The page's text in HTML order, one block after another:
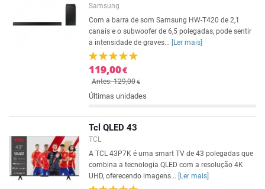
Samsung
Com a barra de som Samsung HW-T420 de 2,1
canais e o subwoofer de 6,5 polegadas, pode sentir
a intensidade de graves...
[Ler mais]
119,00€
Antes: 129,00€
Últimas unidades
Tcl QLED 43
TCL
A TCL 43P7K é uma smart TV de 43 polegadas que
combina a tecnologia QLED com a resolução 4K
UHD, oferecendo imagens...
[Ler mais]